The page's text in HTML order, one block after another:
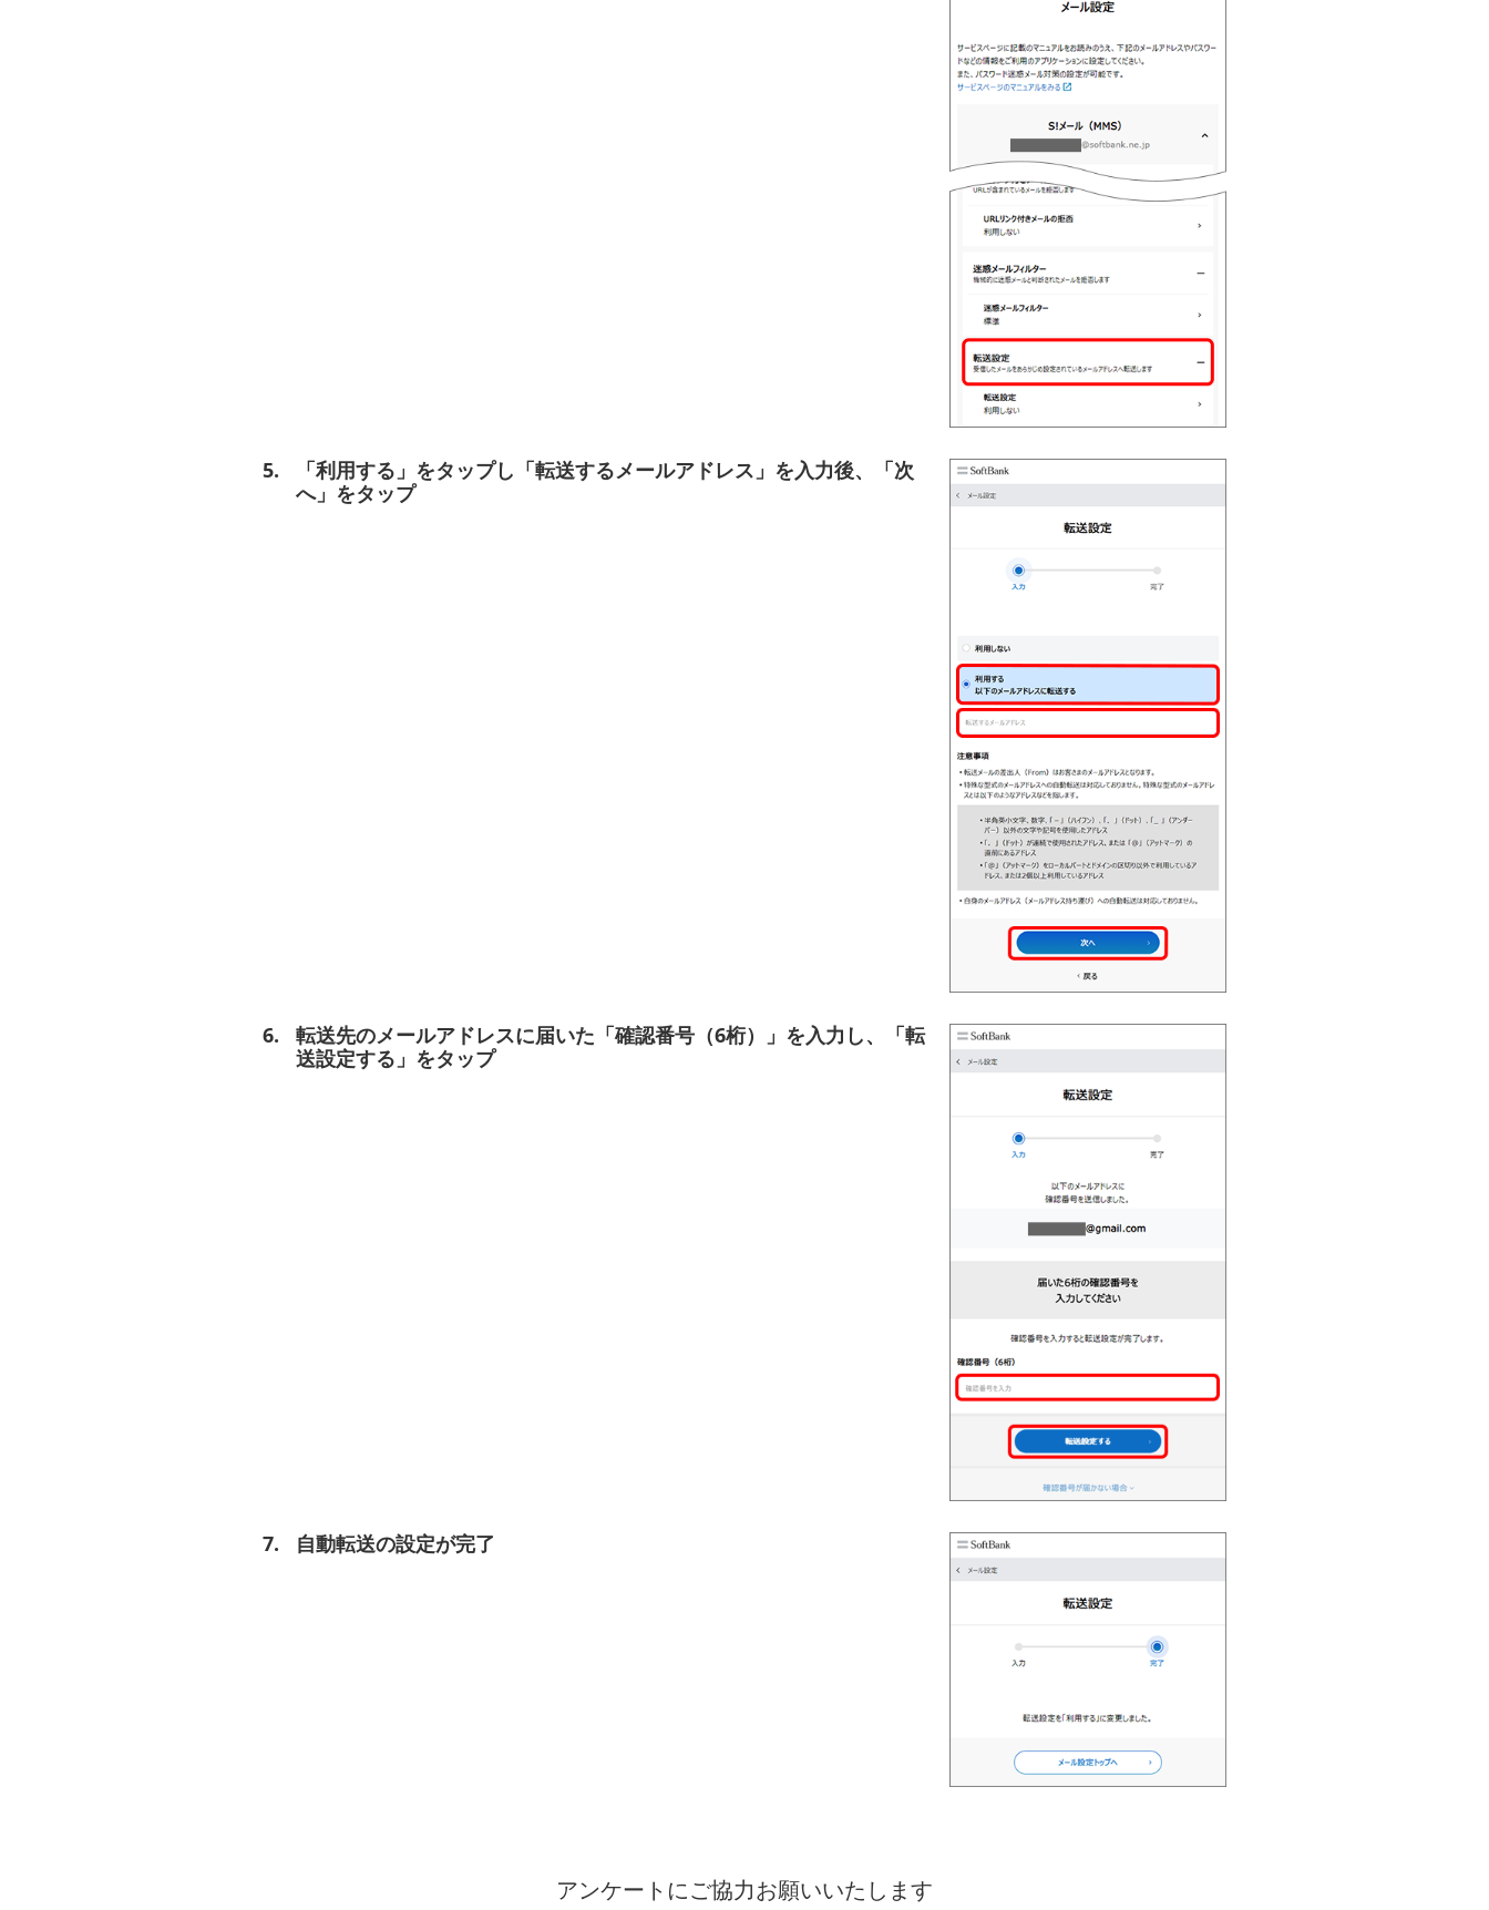
「利用する」をタップし「転送するメールアドレス」を入力後、「次
へ」をタップ
転送先のメールアドレスに届いた「確認番号（6桁）」を入力し、「転
送設定する」をタップ
自動転送の設定が完了
アンケートにご協力お願いいたします